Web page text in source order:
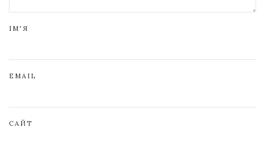
ІМ'Я
EMAIL
САЙТ